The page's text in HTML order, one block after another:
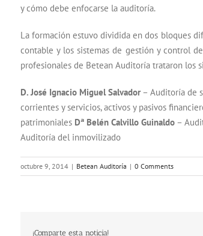
y cómo debe enfocarse la auditoría.
La formación estuvo dividida en dos bloques
contable y los sistemas de gestión y control
profesionales de Betean Auditoría trataron los
D. José Ignacio Miguel Salvador– Auditoría de
corrientes y servicios, activos y pasivos
patrimoniales Dª Belén Calvillo Guinaldo–
Auditoría del inmovilizado
octubre 9, 2014 | Betean Auditoría | 0 Comments
¡Comparte esta noticia!